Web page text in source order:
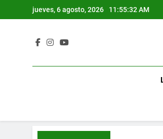
al
jueves, 6 agosto, 2026 11:55:33 AM